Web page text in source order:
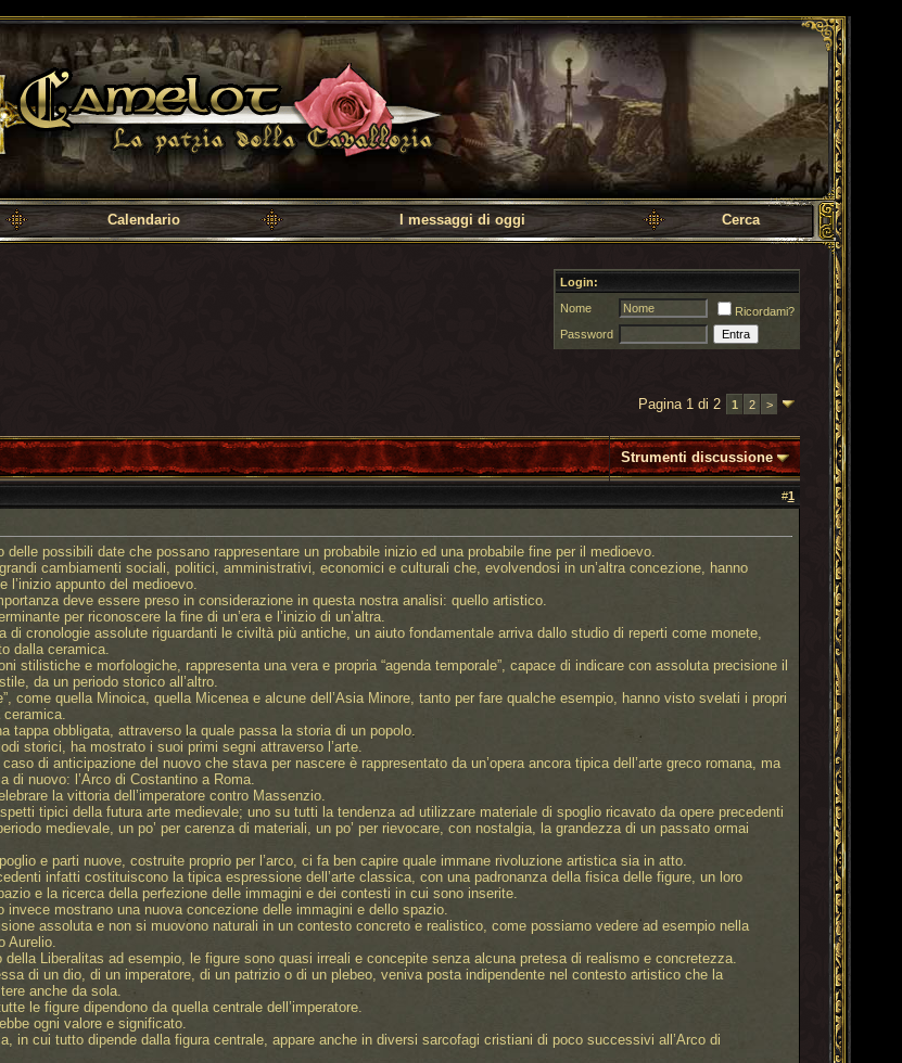
Calendario I messaggi di oggi Cerca
Login:
Nome
Ricordami?
Password
Pagina 1 di 2 1 2 >
Strumenti discussione
#1
delle possibili date che possano rappresentare un probabile inizio ed una probabile fine per il medioevo.
cambiamenti sociali, politici, amministrativi, economici e culturali che, evolvendosi in un’altra concezione, hanno
l’inizio appunto del medioevo.
deve essere preso in considerazione in questa nostra analisi: quello artistico.
per riconoscere la fine di un’era e l’inizio di un’altra.
di cronologie assolute riguardanti le civiltà più antiche, un aiuto fondamentale arriva dallo studio di reperti come monete,
dalla ceramica.
stilistiche e morfologiche, rappresenta una vera e propria “agenda temporale”, capace di indicare con assoluta precisione il
da un periodo storico all’altro.
come quella Minoica, quella Micenea e alcune dell’Asia Minore, tanto per fare qualche esempio, hanno visto svelati i propri
ceramica.
tappa obbligata, attraverso la quale passa la storia di un popolo.
storici, ha mostrato i suoi primi segni attraverso l’arte.
di anticipazione del nuovo che stava per nascere è rappresentato da un’opera ancora tipica dell’arte greco romana, ma
di nuovo: l’Arco di Costantino a Roma.
la vittoria dell’imperatore contro Massenzio.
tipici della futura arte medievale; uno su tutti la tendenza ad utilizzare materiale di spoglio ricavato da opere precedenti
medievale, un po’ per carenza di materiali, un po’ per rievocare, con nostalgia, la grandezza di un passato ormai
e parti nuove, costruite proprio per l’arco, ci fa ben capire quale immane rivoluzione artistica sia in atto.
infatti costituiscono la tipica espressione dell’arte classica, con una padronanza della fisica delle figure, un loro
e la ricerca della perfezione delle immagini e dei contesti in cui sono inserite.
invece mostrano una nuova concezione delle immagini e dello spazio.
assoluta e non si muovono naturali in un contesto concreto e realistico, come possiamo vedere ad esempio nella
Aurelio.
della Liberalitas ad esempio, le figure sono quasi irreali e concepite senza alcuna pretesa di realismo e concretezza.
di un dio, di un imperatore, di un patrizio o di un plebeo, veniva posta indipendente nel contesto artistico che la
anche da sola.
le figure dipendono da quella centrale dell’imperatore.
ogni valore e significato.
in cui tutto dipende dalla figura centrale, appare anche in diversi sarcofagi cristiani di poco successivi all’Arco di